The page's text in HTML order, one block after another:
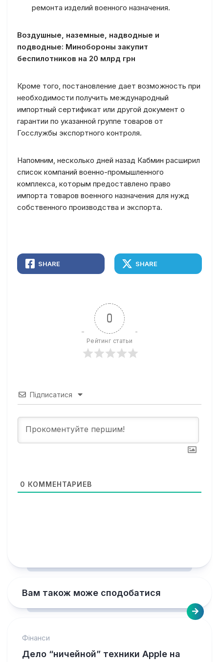
ремонта изделий военного назначения.
Воздушные, наземные, надводные и
подводные: Минобороны закупит
беспилотников на 20 млрд грн
Кроме того, постановление дает возможность при
необходимости получить международный
импортный сертификат или другой документ о
гарантии по указанной группе товаров от
Госслужбы экспортного контроля.
Напомним, несколько дней назад Кабмин расширил
список компаний военно-промышленного
комплекса, которым предоставлено право
импорта товаров военного назначения для нужд
собственного производства и экспорта.
SHARE SHARE
0
Рейтинг статьи
Підписатися
0 КОММЕНТАРИЕВ
Вам також може сподобатися
Фінанси
Дело “ничейной” техники Apple на